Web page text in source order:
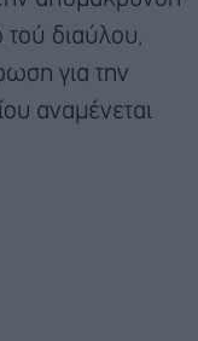
τού διαύλου,
για την
αναμένεται